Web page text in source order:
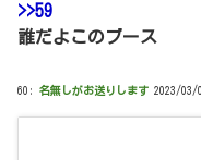
>>59
誰だよこのブース
60: 名無しがお送りします 2023/03/